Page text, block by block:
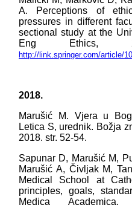
A. Perceptions of
pressures in different
sectional study at the
Eng Ethics,
http://link.springer.com/article/
2018.
Marušić M. Vjera u
Letica S, urednik. Božja
2018. str. 52-54.
Sapunar D, Marušić M,
Marušić A, Čivljak M,
Medical School at
principles, goals,
Medica Academica.